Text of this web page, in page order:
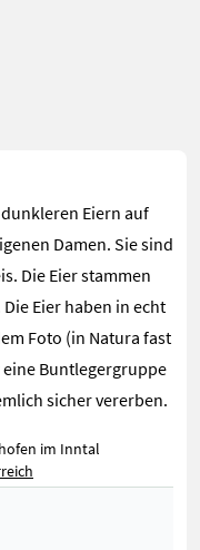
Eiern auf
Damen. Sie sind
Die Eier stammen
Eier haben in echt
Foto (in Natura fast
Buntlegergruppe
sicher vererben.
im Inntal